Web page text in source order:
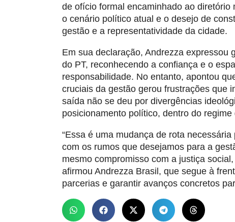
de ofício formal encaminhado ao
o cenário político atual e o desejo de
gestão e a representatividade da cidade.
Em sua declaração, Andrezza expressou
do PT, reconhecendo a confiança e o
responsabilidade. No entanto, apontou
cruciais da gestão gerou frustrações que
saída não se deu por divergências
posicionamento político, dentro do regime
“Essa é uma mudança de rota
com os rumos que desejamos para a
mesmo compromisso com a justiça
afirmou Andrezza Brasil, que segue à
parcerias e garantir avanços concretos